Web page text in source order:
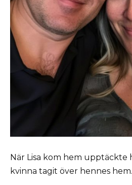
När Lisa kom hem upptäckte
kvinna tagit över hennes hem.